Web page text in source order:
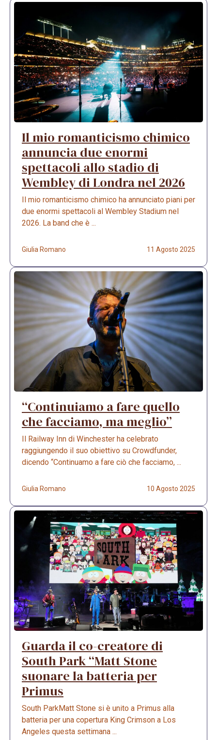
Il mio romanticismo chimico
annuncia due enormi
spettacoli allo stadio di
Wembley di Londra nel 2026
Il mio romanticismo chimico ha annunciato piani per
due enormi spettacoli al Wembley Stadium nel
2026. La band che è ...
Giulia Romano 11 Agosto 2025
“Continuiamo a fare quello
che facciamo, ma meglio”
Il Railway Inn di Winchester ha celebrato
raggiungendo il suo obiettivo su Crowdfunder,
dicendo “Continuamo a fare ciò che facciamo, ...
Giulia Romano 10 Agosto 2025
Guarda il co-creatore di
South Park “Matt Stone
suonare la batteria per
Primus
South ParkMatt Stone si è unito a Primus alla
batteria per una copertura King Crimson a Los
Angeles questa settimana ...